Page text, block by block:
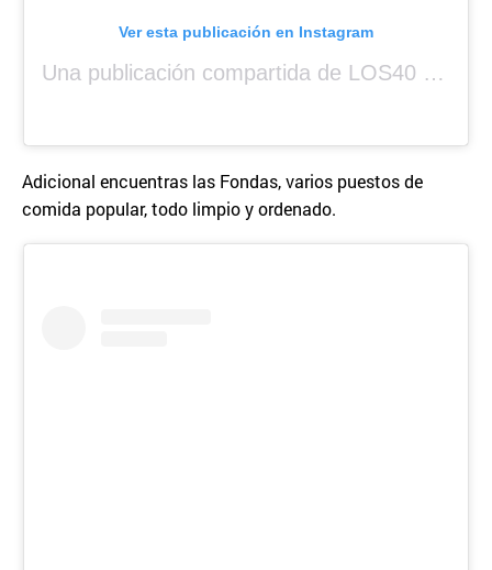
Ver esta publicación en Instagram
Una publicación compartida de LOS40 Panamá 🇵🇦 🎙️🎶 (@los40panama)
Adicional encuentras las Fondas, varios puestos de
comida popular, todo limpio y ordenado.